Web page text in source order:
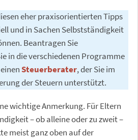
eher praxisorientierten Tipps
und in Sachen Selbstständigkeit
Beantragen Sie
in die verschiedenen Programme
Steuerberater, der Sie im
der Steuern unterstützt.
wichtige Anmerkung. Für Eltern
– ob alleine oder zu zweit –
meist ganz oben auf der